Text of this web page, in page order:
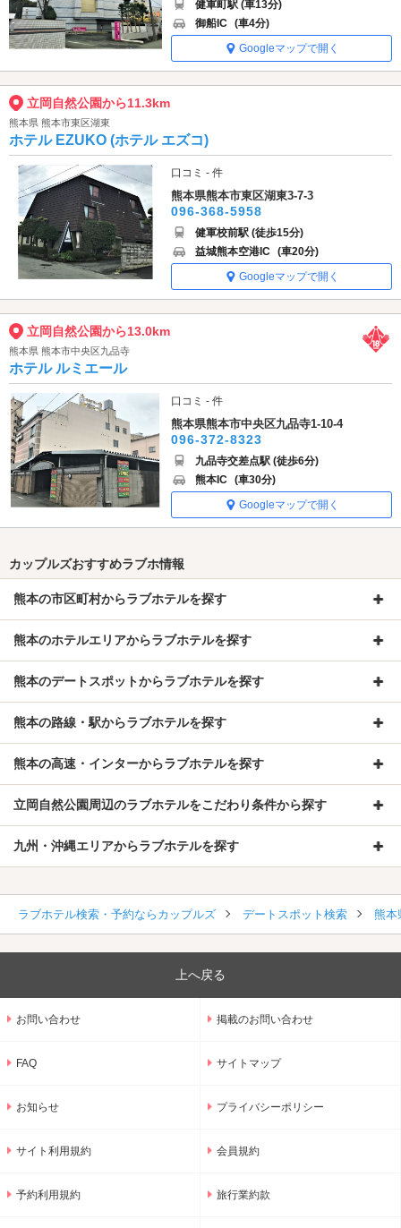
健軍町駅 (車13分)
御船IC (車4分)
Googleマップで開く
立岡自然公園から11.3km
熊本県 熊本市東区湖東
ホテル EZUKO (ホテル エズコ)
口コミ - 件
熊本県熊本市東区湖東3-7-3
096-368-5958
健軍校前駅 (徒歩15分)
益城熊本空港IC (車20分)
Googleマップで開く
立岡自然公園から13.0km
熊本県 熊本市中央区九品寺
ホテル ルミエール
口コミ - 件
熊本県熊本市中央区九品寺1-10-4
096-372-8323
九品寺交差点駅 (徒歩6分)
熊本IC (車30分)
Googleマップで開く
カップルズおすすめラブホ情報
熊本の市区町村からラブホテルを探す
熊本のホテルエリアからラブホテルを探す
熊本のデートスポットからラブホテルを探す
熊本の路線・駅からラブホテルを探す
熊本の高速・インターからラブホテルを探す
立岡自然公園周辺のラブホテルをこだわり条件から探す
九州・沖縄エリアからラブホテルを探す
ラブホテル検索・予約ならカップルズ デートスポット検索 熊本
上へ戻る
お問い合わせ 掲載のお問い合わせ
FAQ サイトマップ
お知らせ プライバシーポリシー
サイト利用規約 会員規約
予約利用規約 旅行業約款